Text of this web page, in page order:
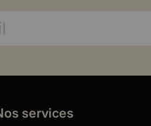
services